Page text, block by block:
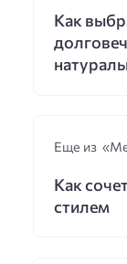
Как
Еще из
Как
стилем